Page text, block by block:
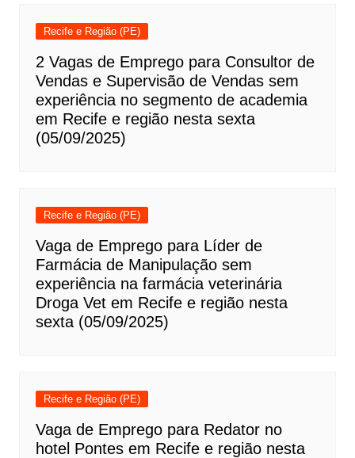
Recife e Região (PE)
2 Vagas de Emprego para Consultor de
Vendas e Supervisão de Vendas sem
experiência no segmento de academia
em Recife e região nesta sexta
(05/09/2025)
Recife e Região (PE)
Vaga de Emprego para Líder de
Farmácia de Manipulação sem
experiência na farmácia veterinária
Droga Vet em Recife e região nesta
sexta (05/09/2025)
Recife e Região (PE)
Vaga de Emprego para Redator no
hotel Pontes em Recife e região nesta